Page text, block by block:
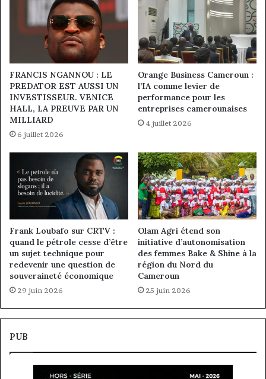
FRANCIS NGANNOU : LE
PREDATOR EST AUSSI UN
INVESTISSEUR. VENICE
HALL, LA PREUVE PAR UN
MILLIARD
6 juillet 2026
Orange Business Cameroun :
l’IA comme levier de
performance pour les
entreprises camerounaises
4 juillet 2026
Frank Loubafo sur CRTV :
quand le pétrole cesse d’être
un sujet technique pour
redevenir une question de
souveraineté économique
29 juin 2026
Olam Agri étend son
initiative d’autonomisation
des femmes Bake & Shine à la
région du Nord du
Cameroun
25 juin 2026
PUB